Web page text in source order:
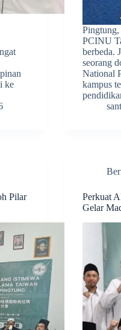
ke
Pingtung,
PCINU
berbeda.
seorang
National
kampus
Pilar
Perkuat
Gelar